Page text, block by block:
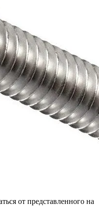
от представленного на